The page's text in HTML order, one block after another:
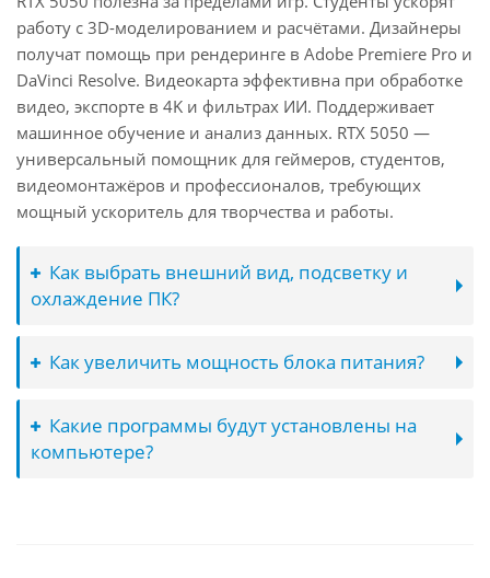
работу с 3D-моделированием и расчётами. Дизайнеры
получат помощь при рендеринге в Adobe Premiere Pro и
DaVinci Resolve. Видеокарта эффективна при обработке
видео, экспорте в 4K и фильтрах ИИ. Поддерживает
машинное обучение и анализ данных. RTX 5050 —
универсальный помощник для геймеров, студентов,
видеомонтажёров и профессионалов, требующих
мощный ускоритель для творчества и работы.
Как выбрать внешний вид, подсветку и
охлаждение ПК?
Как увеличить мощность блока питания?
Какие программы будут установлены на
компьютере?